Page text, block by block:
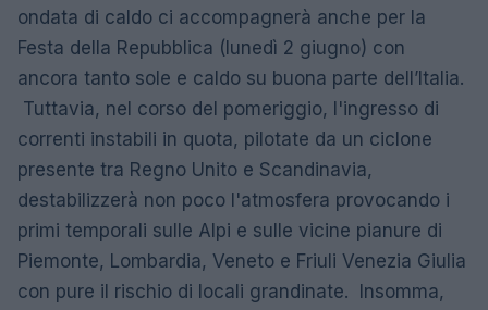
ondata di caldo ci accompagnerà anche per la
Festa della Repubblica (lunedì 2 giugno) con
ancora tanto sole e caldo su buona parte dell’Italia.
Tuttavia, nel corso del pomeriggio, l'ingresso di
correnti instabili in quota, pilotate da un ciclone
presente tra Regno Unito e Scandinavia,
destabilizzerà non poco l'atmosfera provocando i
primi temporali sulle Alpi e sulle vicine pianure di
Piemonte, Lombardia, Veneto e Friuli Venezia Giulia
con pure il rischio di locali grandinate. Insomma,